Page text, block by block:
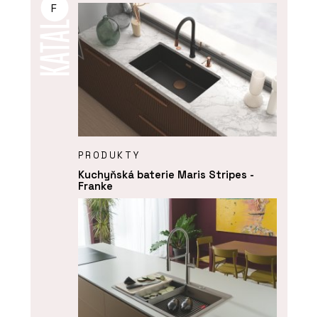
F
PRODUKTY
Kuchyňská baterie Maris Stripes -
Franke